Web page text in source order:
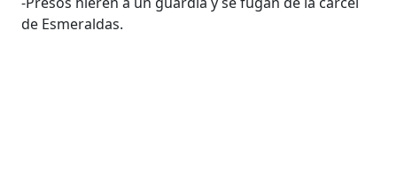
de Esmeraldas.